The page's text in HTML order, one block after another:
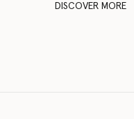
DISCOVER MORE